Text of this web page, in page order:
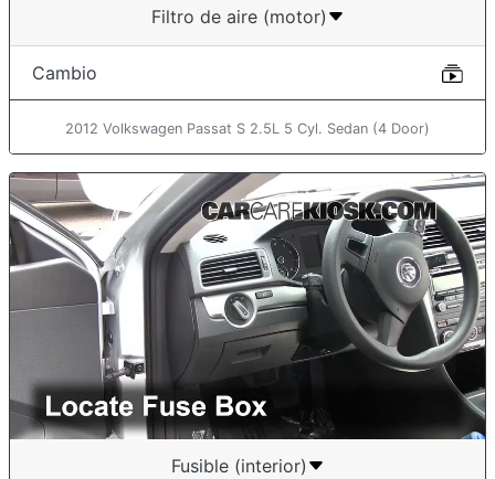
Filtro de aire (motor)
Cambio
2012 Volkswagen Passat S 2.5L 5 Cyl. Sedan (4 Door)
Fusible (interior)